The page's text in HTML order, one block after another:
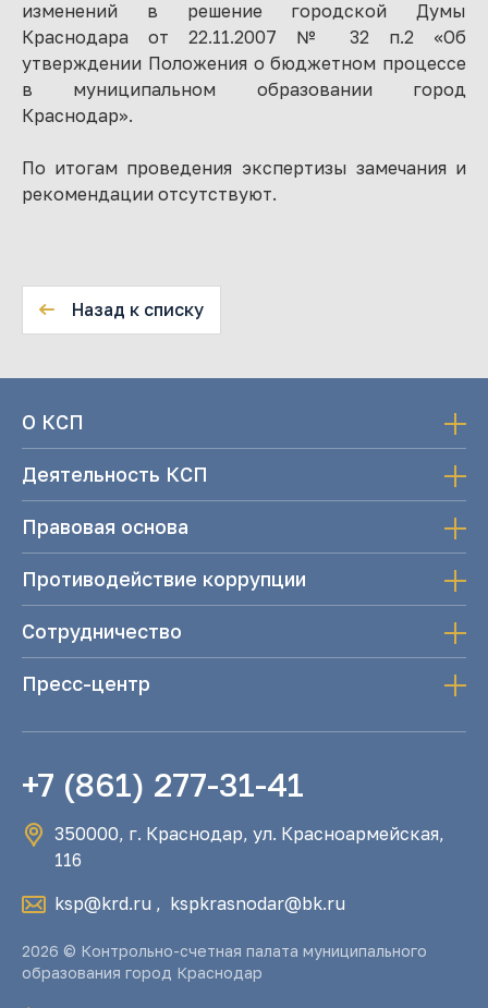
изменений в решение городской Думы
Краснодара от 22.11.2007 № 32 п.2 «Об
утверждении Положения о бюджетном процессе
в муниципальном образовании город
Краснодар».
По итогам проведения экспертизы замечания и
рекомендации отсутствуют.
Назад к списку
О КСП
Деятельность КСП
Правовая основа
Противодействие коррупции
Сотрудничество
Пресс-центр
+7 (861) 277-31-41
350000, г. Краснодар, ул. Красноармейская,
116
ksp@krd.ru , kspkrasnodar@bk.ru
2026 © Контрольно-счетная палата муниципального
образования город Краснодар